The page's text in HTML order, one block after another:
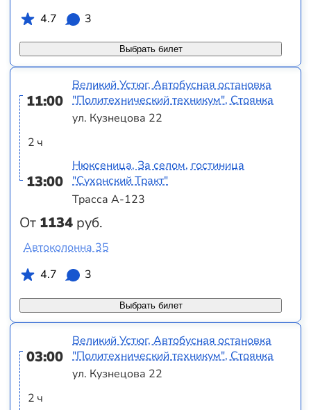
Выбрать билет
4.7
3
11:00
2 ч
13:00
От 1134 руб.
Великий Устюг, Автобусная остановка
"Политехнический техникум", Стоянка
ул. Кузнецова 22
Нюксеница, За селом, гостиница
"Сухонский Тракт"
Трасса А-123
Выбрать билет
Автоколонна 35
4.7
3
03:00
2 ч
Великий Устюг, Автобусная остановка
"Политехнический техникум", Стоянка
ул. Кузнецова 22